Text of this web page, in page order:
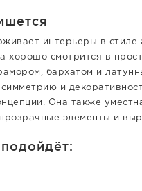
интерьеры в стиле
хорошо смотрится в
бархатом и
и
Она также
элементы и